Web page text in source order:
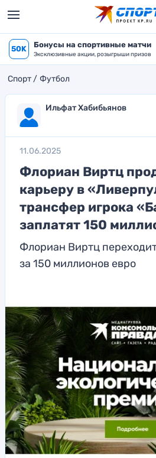
50K Бонусы на спортивные матчи
Эксклюзивные акции, розыгрыши призов
Спорт Футбол
Ильфат Хабибьянов
11.06.2025
Флориан Виртц
карьеру в
трансфер игрока
заплатят 150
Флориан Виртц
за 150 миллионов евро